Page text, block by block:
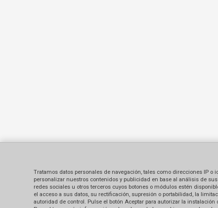
Tratamos datos personales de navegación, tales como direcciones IP o
personalizar nuestros contenidos y publicidad en base al análisis de
redes sociales u otros terceros cuyos botones o módulos estén
el acceso a sus datos, su rectificación, supresión o portabilidad, la
autoridad de control. Pulse el botón Aceptar para autorizar la